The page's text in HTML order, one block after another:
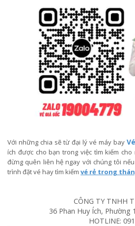
Với những chia sẽ từ đại lý vé máy bay
ích được cho bạn trong việc tìm kiếm
đừng quên liên hệ ngay với chúng tôi
trình đặt vé hay tìm kiếm vé rẻ trong
CÔNG TY TNHH
36 Phan Huy Ích, Phường
HOTLINE: